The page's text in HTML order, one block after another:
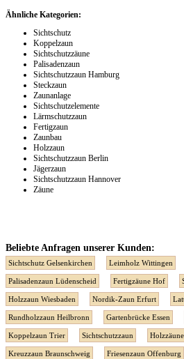
Ähnliche Kategorien:
Sichtschutz
Koppelzaun
Sichtschutzzäune
Palisadenzaun
Sichtschutzzaun Hamburg
Steckzaun
Zaunanlage
Sichtschutzelemente
Lärmschutzzaun
Fertigzaun
Zaunbau
Holzzaun
Sichtschutzzaun Berlin
Jägerzaun
Sichtschutzzaun Hannover
Zäune
Beliebte Anfragen unserer Kunden:
Sichtschutz Gelsenkirchen Leimholz Wittingen
Palisadenzaun Lüdenscheid Fertigzäune Hof
Holzzaun Wiesbaden Nordik-Zaun Erfurt
Rundholzzaun Heilbronn Gartenbrücke Essen
Koppelzaun Trier Sichtschutzzaun
Kreuzzaun Braunschweig Friesenzaun Offenburg